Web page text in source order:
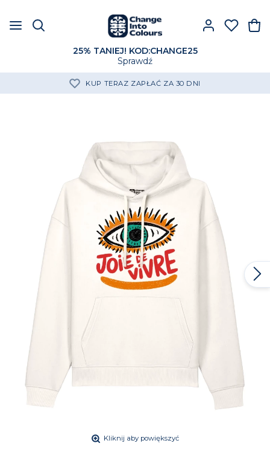
25% TANIEJ! KOD:CHANGE25
Sprawdź
KUP TERAZ ZAPŁAĆ ZA 30 DNI
Kliknij aby powiększyć